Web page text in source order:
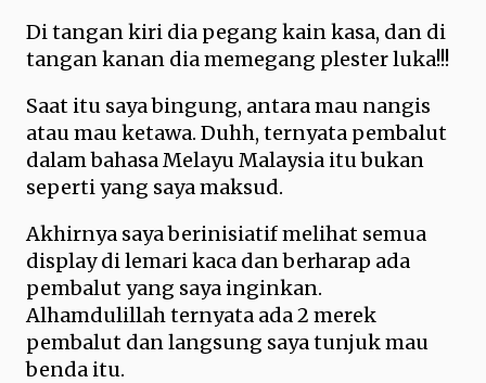
Di tangan kiri dia pegang kain kasa, dan di
tangan kanan dia memegang plester luka!!!
Saat itu saya bingung, antara mau nangis
atau mau ketawa. Duhh, ternyata pembalut
dalam bahasa Melayu Malaysia itu bukan
seperti yang saya maksud.
Akhirnya saya berinisiatif melihat semua
display di lemari kaca dan berharap ada
pembalut yang saya inginkan.
Alhamdulillah ternyata ada 2 merek
pembalut dan langsung saya tunjuk mau
benda itu.